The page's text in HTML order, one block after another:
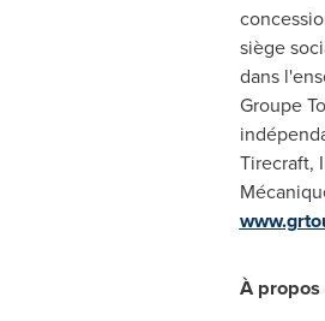
siège
dans
Groupe
Tirecraft,
À propos